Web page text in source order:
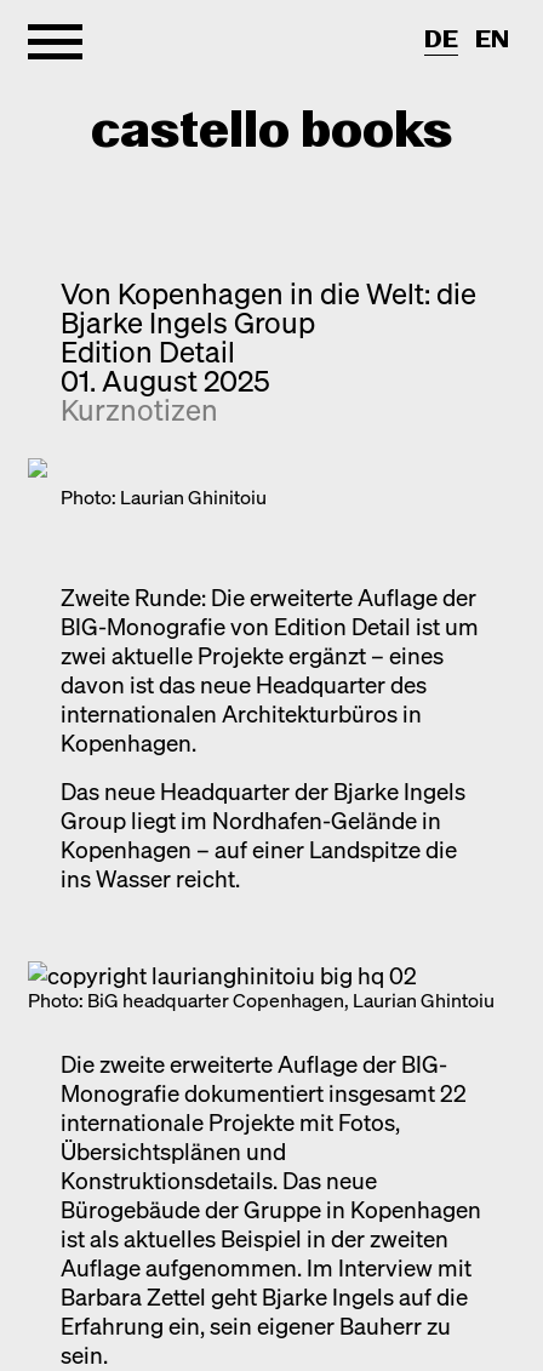
castello books
Kategorien
Interview
Kurznotizen
Neuerscheinungen
Entdeckungen
Venedig
Termine
Info
Newsletter
DE EN
Von Kopenhagen in die Welt: die
Bjarke Ingels Group
Edition Detail
01. August 2025
Kurznotizen
Photo: Laurian Ghinitoiu
Zweite Runde: Die erweiterte Auflage der
BIG-Monografie von Edition Detail ist um
zwei aktuelle Projekte ergänzt – eines
davon ist das neue Headquarter des
internationalen Architekturbüros in
Kopenhagen.
Das neue Headquarter der Bjarke Ingels
Group liegt im Nordhafen-Gelände in
Kopenhagen – auf einer Landspitze die
ins Wasser reicht.
Photo: BiG headquarter Copenhagen, Laurian Ghintoiu
Die zweite erweiterte Auflage der BIG-
Monografie dokumentiert insgesamt 22
internationale Projekte mit Fotos,
Übersichtsplänen und
Konstruktionsdetails. Das neue
Bürogebäude der Gruppe in Kopenhagen
ist als aktuelles Beispiel in der zweiten
Auflage aufgenommen. Im Interview mit
Barbara Zettel geht Bjarke Ingels auf die
Erfahrung ein, sein eigener Bauherr zu
sein.